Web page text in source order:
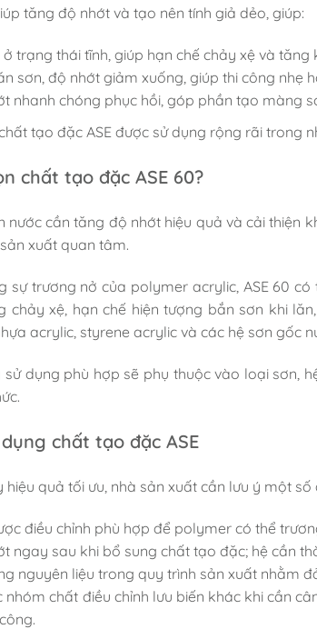
tăng độ nhớt và tạo nên tính giả dẻo, giúp:
trạng thái tĩnh, giúp hạn chế chảy xệ và
sơn, độ nhớt giảm xuống, giúp thi công nhẹ
nhanh chóng phục hồi, góp phần tạo màng
tạo đặc ASE được sử dụng rộng rãi trong
chất tạo đặc ASE 60?
nước cần tăng độ nhớt hiệu quả và cải thiện
xuất quan tâm.
sự trương nở của polymer acrylic, ASE 60
chảy xệ, hạn chế hiện tượng bắn sơn khi
acrylic, styrene acrylic và các hệ sơn gốc
dụng phù hợp sẽ phụ thuộc vào loại sơn,
chất tạo đặc ASE
quả tối ưu, nhà sản xuất cần lưu ý một số
điều chỉnh phù hợp để polymer có thể
ngay sau khi bổ sung chất tạo đặc; hệ cần
nguyên liệu trong quy trình sản xuất nhằm
nhóm chất điều chỉnh lưu biến khác khi cần